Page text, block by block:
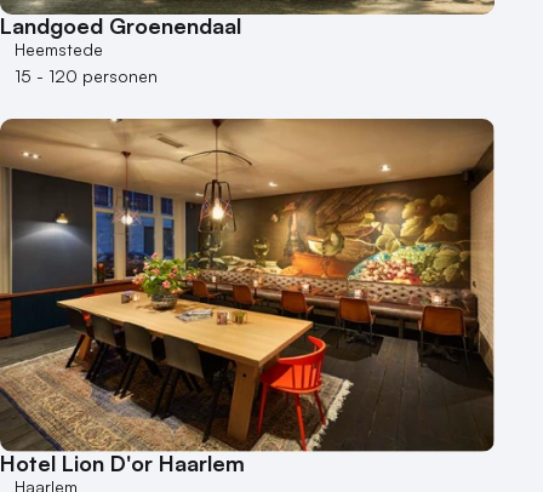
Landgoed Groenendaal
Heemstede
15 - 120 personen
Hotel Lion D'or Haarlem
Haarlem